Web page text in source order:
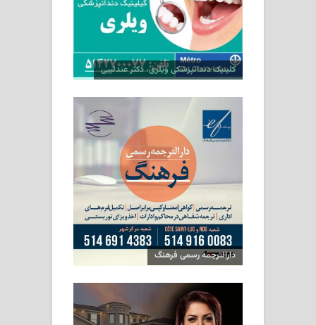
کلینیک دندانپزشکی ویلری، دکتر عندلیبی
دارالترجمه رسمی فرهنگ